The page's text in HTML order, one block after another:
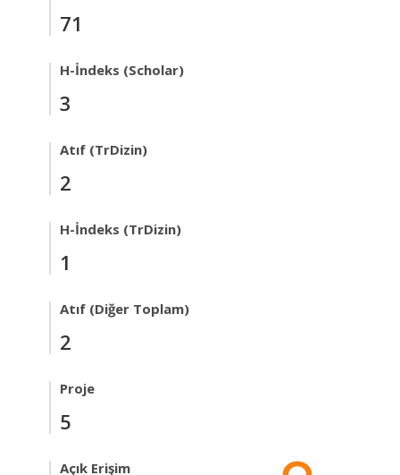
71
H-İndeks (Scholar)
3
Atıf (TrDizin)
2
H-İndeks (TrDizin)
1
Atıf (Diğer Toplam)
2
Proje
5
Açık Erişim